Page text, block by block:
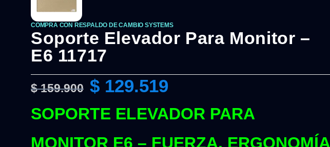
COMPRA CON RESPALDO DE CAMBIO SYSTEMS
Soporte Elevador Para Monitor –
E6 11717
$159.900 $ 129.519
SOPORTE ELEVADOR PARA
MONITOR E6 – FUERZA, ERGONOMÍA